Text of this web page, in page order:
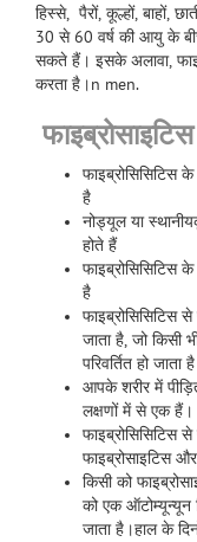
हिस्से, पैरों, कूल्हों, बाहों,
30 से 60 वर्ष की आयु के
सकते हैं। इसके अलावा,
करता है।n men.
फाइब्रोसिसिटिस
है
नोड्यूल या
होते हैं
फाइब्रोसिसिटिस
है
फाइब्रोसिसिटिस से
जाता है, जो किसी
परिवर्तित हो जाता
आपके शरीर में
लक्षणों में से एक हैं।
फाइब्रोसिसिटिस
फाइब्रोसाइटिस
किसी को
को एक ऑटोम्यून्यून
जाता है।हाल के